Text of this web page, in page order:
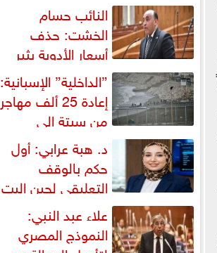
النائب حسام
الخشت: حذف
أسعار الأدوية يثير
إشكالية دستورية ويهدد حق
المواطن...
”الداخلية” الإسبانية:
إعادة 25 ألف مهاجر
من سبتة إلى
المغرب... وارتفاع حصيلة...
د. هبة عرابي: أول
حكم بالوقف
التعليقي لحين البت
في الطعن على... علاء عبد النبي:
النموذج المصري